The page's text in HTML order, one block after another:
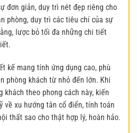
đơn giản, duy trì nét đẹp riêng cho
phòng, duy trì các tiêu chí của sự
lược bỏ tối đa những chi tiết
kế mang tính ứng dụng cao, phù
phòng khách từ nhỏ đến lớn. Khi
theo phong cách này, kiến
về xu hướng tân cổ điển, tính toán
thất sao cho thật hợp lý, hoàn hảo.